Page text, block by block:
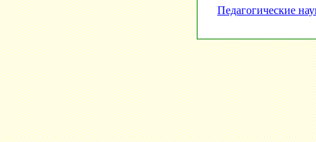
Педагогические